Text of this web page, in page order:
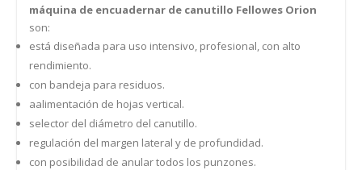
máquina de encuadernar de canutillo Fellowes Orion
son:
está diseñada para uso intensivo, profesional, con alto
rendimiento.
con bandeja para residuos.
aalimentación de hojas vertical.
selector del diámetro del canutillo.
regulación del margen lateral y de profundidad.
con posibilidad de anular todos los punzones.